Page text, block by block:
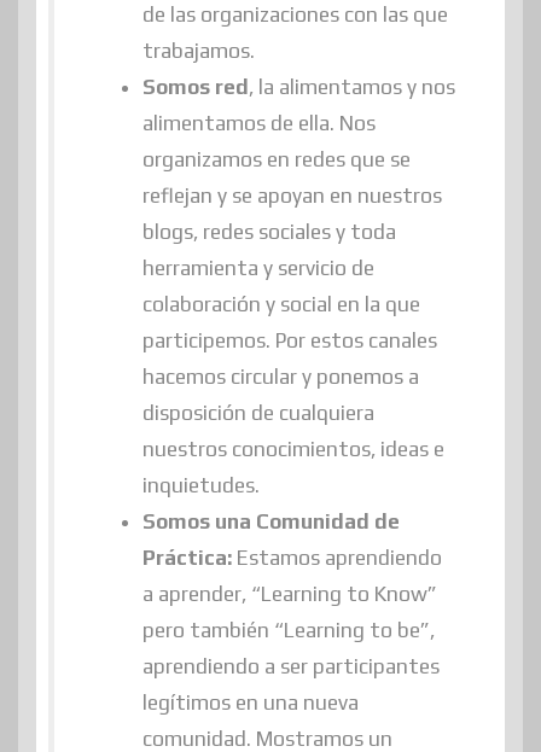
de las organizaciones con las que
trabajamos.
Somos red, la alimentamos y nos
alimentamos de ella. Nos
organizamos en redes que se
reflejan y se apoyan en nuestros
blogs, redes sociales y toda
herramienta y servicio de
colaboración y social en la que
participemos. Por estos canales
hacemos circular y ponemos a
disposición de cualquiera
nuestros conocimientos, ideas e
inquietudes.
Somos una Comunidad de
Práctica:Estamos aprendiendo
a aprender, “Learning to Know”
pero también “Learning to be”,
aprendiendo a ser participantes
legítimos en una nueva
comunidad. Mostramos un